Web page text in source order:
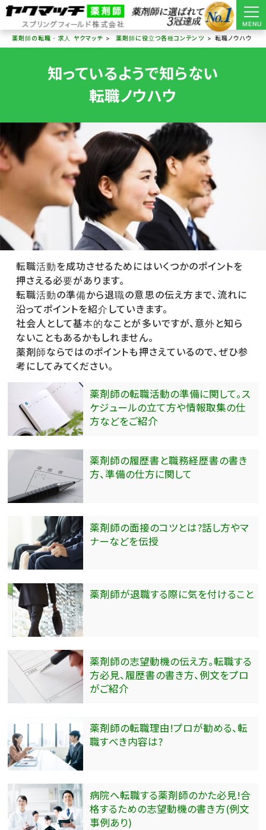
MENU
薬剤師の転職・求人 ヤクマッチ
薬剤師に役立つ各種コンテンツ 転職ノウハウ
知っているようで知らない
転職ノウハウ
転職活動を成功させるためにはいくつかのポイントを
押さえる必要があります。
転職活動の準備から退職の意思の伝え方まで、流れに
沿ってポイントを紹介していきます。
社会人として基本的なことが多いですが、意外と知ら
ないこともあるかもしれません。
薬剤師ならではのポイントも押さえているので、ぜひ参
考にしてみてください。
薬剤師の転職活動の準備に関して。ス
ケジュールの立て方や情報取集の仕
方などをご紹介
薬剤師の履歴書と職務経歴書の書き
方、準備の仕方に関して
薬剤師の面接のコツとは?話し方やマ
ナーなどを伝授
薬剤師が退職する際に気を付けること
薬剤師の志望動機の伝え方。転職する
方必見、履歴書の書き方、例文をプロ
がご紹介
薬剤師の転職理由!プロが勧める、転
職すべき内容は?
病院へ転職する薬剤師のかた必見!合
格するための志望動機の書き方(例文
事例あり)